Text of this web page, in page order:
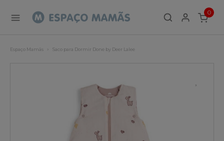
0
ITEMS
Espaço Mamãs Saco para Dormir Done by Deer Lalee